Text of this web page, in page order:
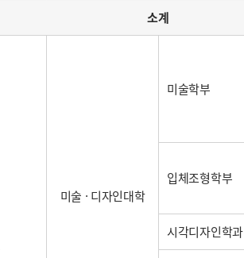
소계
미술 · 디자인대학
미술학부
입체조형학부
시각디자인학과